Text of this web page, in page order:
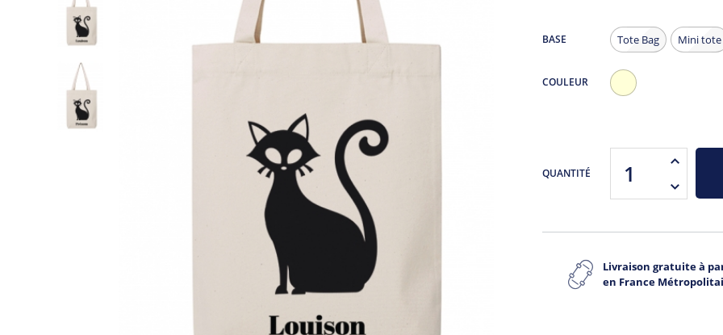
BASE Tote Bag Mini tote
COULEUR
QUANTITÉ
Livraison gratuite à
en France